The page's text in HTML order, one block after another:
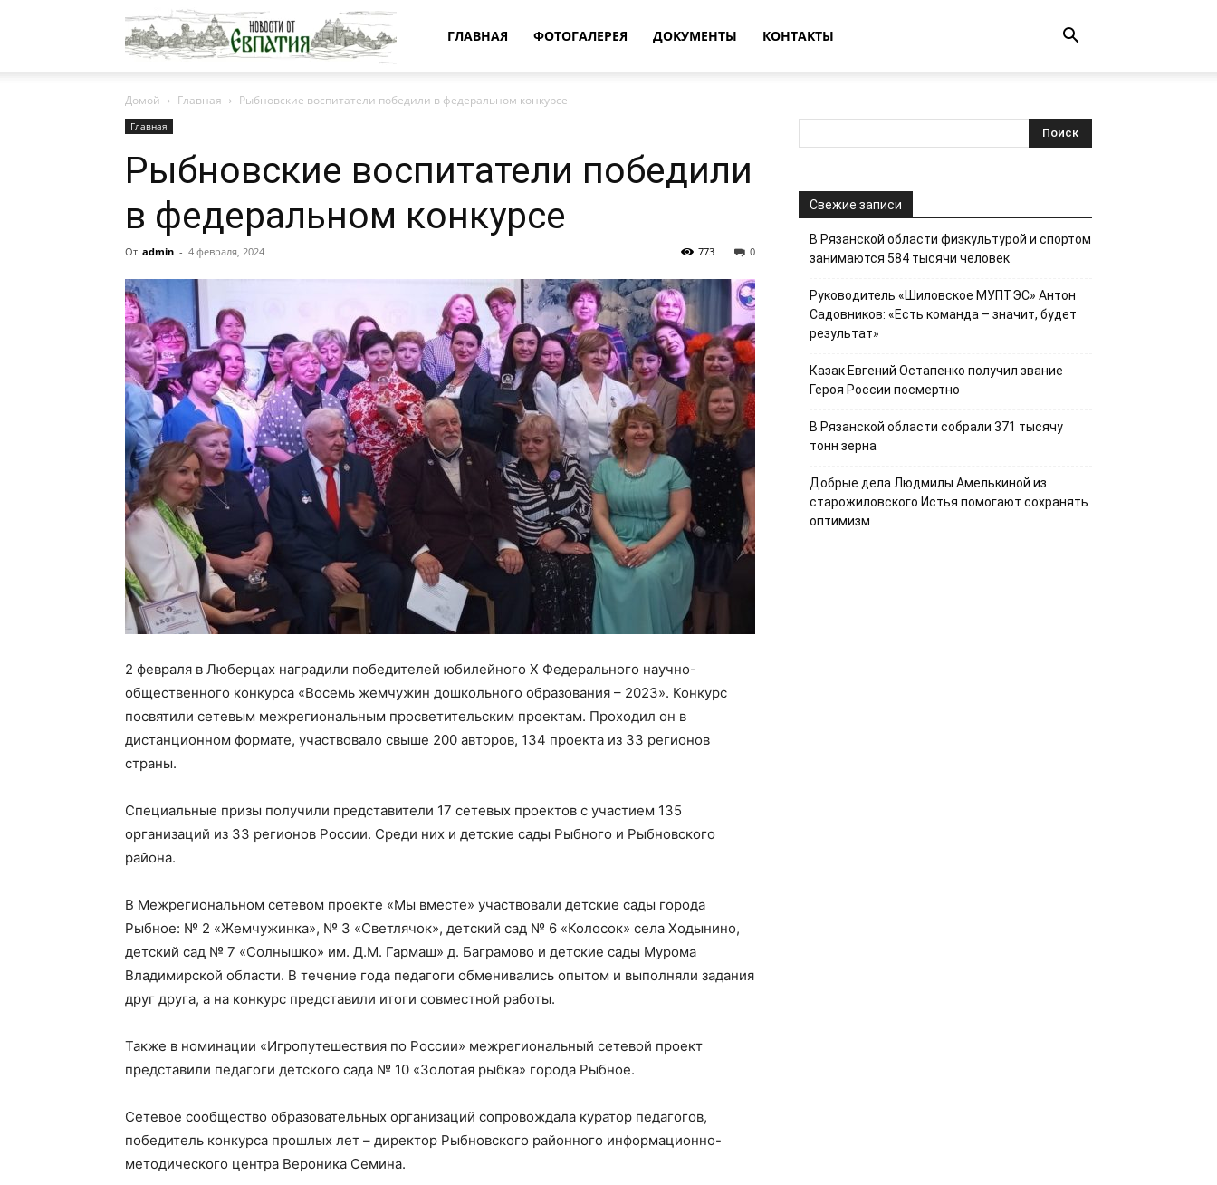
Новости
от
Евпатия
ГЛАВНАЯ ФОТОГАЛЕРЕЯ ДОКУМЕНТЫ КОНТАКТЫ
Домой Главная Рыбновские воспитатели победили в федеральном конкурсе
Главная
Рыбновские воспитатели победили
в федеральном конкурсе
От admin - 4 февраля, 2024 0
773
2 февраля в Люберцах наградили победителей юбилейного X Федерального научно-
общественного конкурса «Восемь жемчужин дошкольного образования – 2023». Конкурс
посвятили сетевым межрегиональным просветительским проектам. Проходил он в
дистанционном формате, участвовало свыше 200 авторов, 134 проекта из 33 регионов
страны.
Специальные призы получили представители 17 сетевых проектов с участием 135
организаций из 33 регионов России. Среди них и детские сады Рыбного и Рыбновского
района.
В Межрегиональном сетевом проекте «Мы вместе» участвовали детские сады города
Рыбное: № 2 «Жемчужинка», № 3 «Светлячок», детский сад № 6 «Колосок» села Ходынино,
детский сад № 7 «Солнышко» им. Д.М. Гармаш» д. Баграмово и детские сады Мурома
Владимирской области. В течение года педагоги обменивались опытом и выполняли задания
друг друга, а на конкурс представили итоги совместной работы.
Также в номинации «Игропутешествия по России» межрегиональный сетевой проект
представили педагоги детского сада № 10 «Золотая рыбка» города Рыбное.
Сетевое сообщество образовательных организаций сопровождала куратор педагогов,
победитель конкурса прошлых лет – директор Рыбновского районного информационно-
методического центра Вероника Семина.
Свежие записи
В Рязанской области физкультурой и спортом
занимаются 584 тысячи человек
Руководитель «Шиловское МУПТЭС» Антон
Садовников: «Есть команда – значит, будет
результат»
Казак Евгений Остапенко получил звание
Героя России посмертно
В Рязанской области собрали 371 тысячу
тонн зерна
Добрые дела Людмилы Амелькиной из
старожиловского Истья помогают сохранять
оптимизм